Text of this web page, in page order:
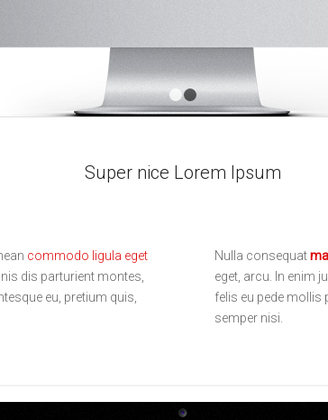
1
Super nice Lorem Ipsum
commodo ligula eget
dis parturient montes,
eu, pretium quis,
Nulla consequat
eget, arcu. In enim
felis eu pede mollis
semper nisi.